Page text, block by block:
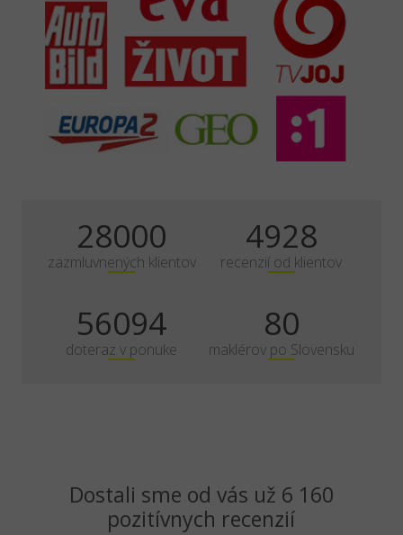
35000
zazmluvnených klientov
6160
recenzií od klientov
70117
doteraz v ponuke
100
maklérov po Slovensku
Dostali sme od vás už 6 160
pozitívnych recenzií